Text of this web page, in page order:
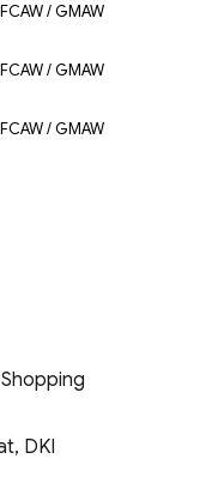
/ GMAW
/ GMAW
/ GMAW
DKI